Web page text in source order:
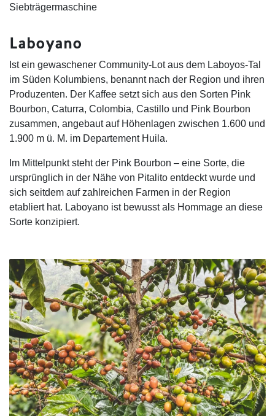
Siebträgermaschine
Laboyano
Ist ein gewaschener Community-Lot aus dem Laboyos-Tal
im Süden Kolumbiens, benannt nach der Region und ihren
Produzenten. Der Kaffee setzt sich aus den Sorten Pink
Bourbon, Caturra, Colombia, Castillo und Pink Bourbon
zusammen, angebaut auf Höhenlagen zwischen 1.600 und
1.900 m ü. M. im Departement Huila.
Im Mittelpunkt steht der Pink Bourbon – eine Sorte, die
ursprünglich in der Nähe von Pitalito entdeckt wurde und
sich seitdem auf zahlreichen Farmen in der Region
etabliert hat. Laboyano ist bewusst als Hommage an diese
Sorte konzipiert.